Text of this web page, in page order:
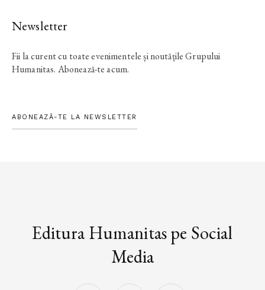
Newsletter
Fii la curent cu toate evenimentele și noutățile Grupului
Humanitas. Abonează-te acum.
ABONEAZĂ-TE LA NEWSLETTER
Editura Humanitas pe Social
Media